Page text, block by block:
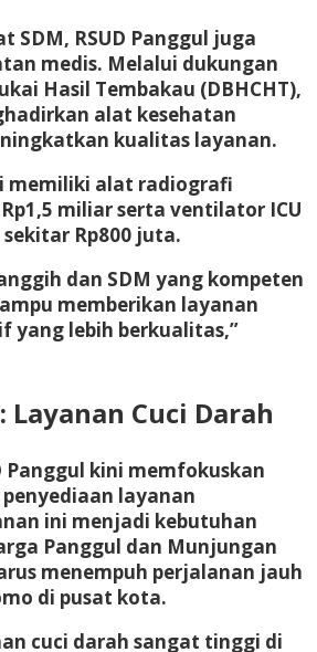
SDM, RSUD Panggul juga
medis. Melalui dukungan
Hasil Tembakau (DBHCHT),
alat kesehatan
kualitas layanan.
memiliki alat radiografi
miliar serta ventilator ICU
Rp800 juta.
dan SDM yang kompeten
memberikan layanan
yang lebih berkualitas,”
Layanan Cuci Darah
Panggul kini memfokuskan
layanan
ini menjadi kebutuhan
Panggul dan Munjungan
menempuh perjalanan jauh
di pusat kota.
cuci darah sangat tinggi di